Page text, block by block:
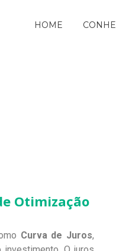
HOME
Otimização
Curva de Juros,